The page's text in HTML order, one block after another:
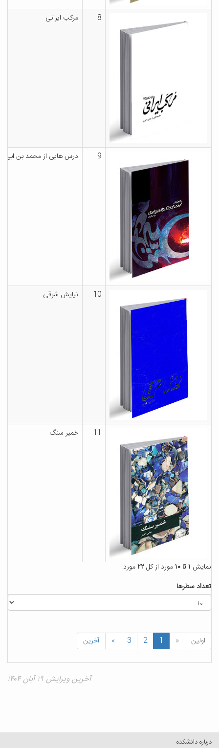
8 مرکب ایرانی
9 درس هایی از محمد بن ابی
10 نیایش شرقی
11 خمیر سنگ
نمایش ۱ تا ۱۰ مورد از کل۲۲مورد.
تعداد سطرها
اولین «
1
2
3
» آخرین
آخرین ویرایش ۱۹ آبان ۱۴۰۴
درباره دانشکده